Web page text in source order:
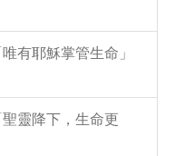
有耶穌掌管生命」
靈降下，生命更